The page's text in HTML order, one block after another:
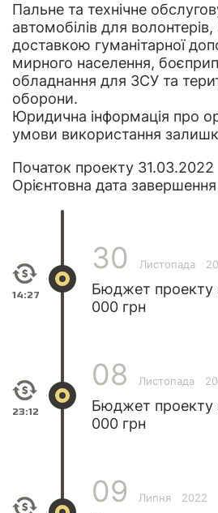
Пальне та технічне
автомобілів для
доставкою гуманітарної
мирного населення,
обладнання для ЗСУ та
оборони.
Юридична інформація про
умови використання
Початок проекту 31.03.2022
Орієнтовна дата
14:27
30 Листопада
Бюджет проекту
000 грн
23:12
08 Листопада
Бюджет проекту
000 грн
09 Липня 2022